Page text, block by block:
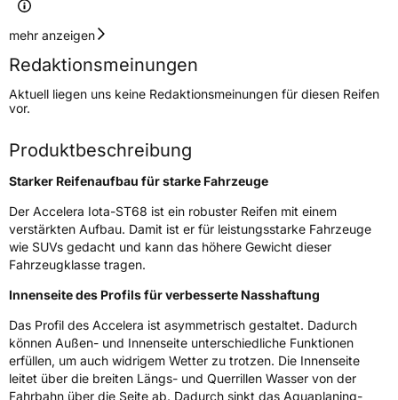
Geschwindigkeitsindex
Höchstgeschwindigkeit
240 km/h
Lastindex108
Höchstlast1000 kg
Generelle Merkmale
FahrzeugtypPKW
VerwendungSommerreifen
ModellnameIota ST68
FahrzeugartPKW & SUV
Weitere Eigenschaften
Schlauchtyp TL
mehr anzeigen
Redaktionsmeinungen
Aktuell liegen uns keine Redaktionsmeinungen für diesen Reifen
vor.
Produktbeschreibung
Starker Reifenaufbau für starke Fahrzeuge
Der Accelera Iota-ST68 ist ein robuster Reifen mit einem
verstärkten Aufbau. Damit ist er für leistungsstarke Fahrzeuge
wie SUVs gedacht und kann das höhere Gewicht dieser
Fahrzeugklasse tragen.
Innenseite des Profils für verbesserte Nasshaftung
Das Profil des Accelera ist asymmetrisch gestaltet. Dadurch
können Außen- und Innenseite unterschiedliche Funktionen
erfüllen, um auch widrigem Wetter zu trotzen. Die Innenseite
leitet über die breiten Längs- und Querrillen Wasser von der
Fahrbahn über die Seite ab. Dadurch sinkt das Aquaplaning-